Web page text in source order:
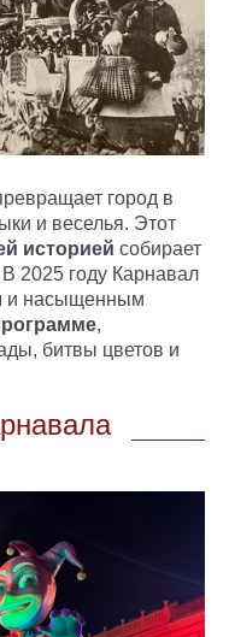
город в
и веселья. Этот
историей собирает
2025 году Карнавал
и насыщенным
,
битвы цветов и